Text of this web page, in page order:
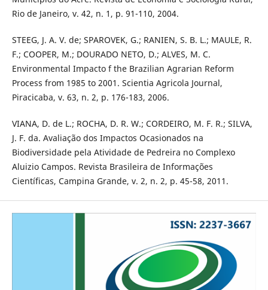
Rio de Janeiro, v. 42, n. 1, p. 91-110, 2004.
STEEG, J. A. V. de; SPAROVEK, G.; RANIEN, S. B. L.; MAULE, R.
F.; COOPER, M.; DOURADO NETO, D.; ALVES, M. C.
Environmental Impacto f the Brazilian Agrarian Reform
Process from 1985 to 2001. Scientia Agricola Journal,
Piracicaba, v. 63, n. 2, p. 176-183, 2006.
VIANA, D. de L.; ROCHA, D. R. W.; CORDEIRO, M. F. R.; SILVA,
J. F. da. Avaliação dos Impactos Ocasionados na
Biodiversidade pela Atividade de Pedreira no Complexo
Aluizio Campos. Revista Brasileira de Informações
Científicas, Campina Grande, v. 2, n. 2, p. 45-58, 2011.